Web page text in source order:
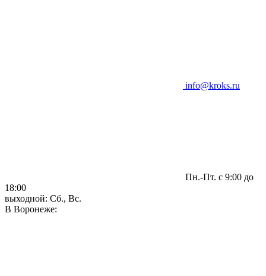
info@kroks.ru
Пн.-Пт. с 9:00 до
18:00
выходной: Сб., Вс.
В Воронеже: